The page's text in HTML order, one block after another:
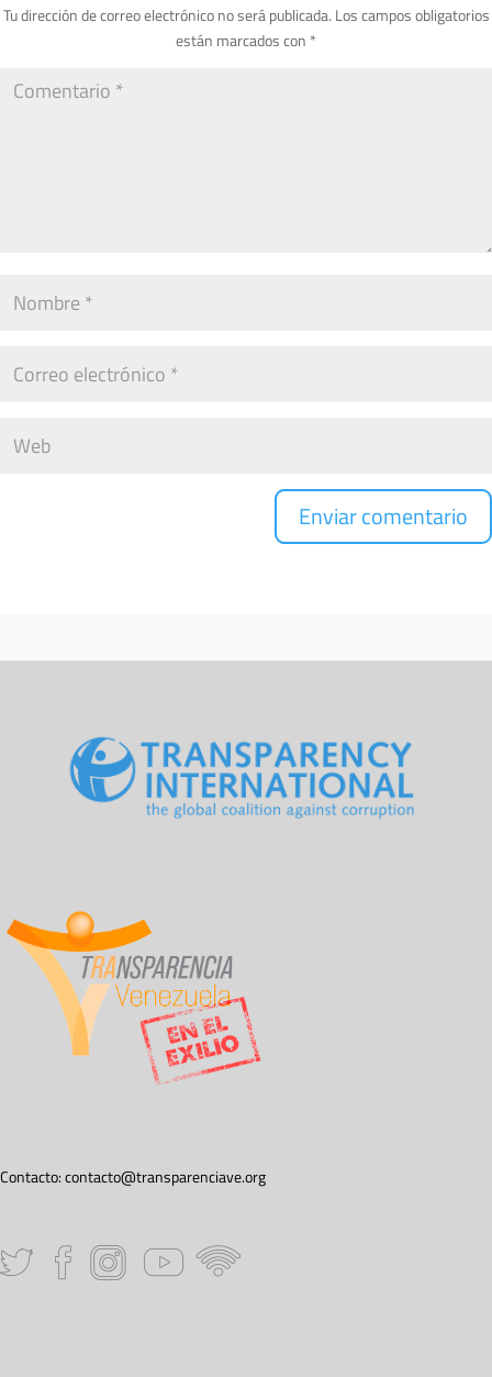
Tu dirección de correo electrónico no será publicada. Los campos obligatorios
están marcados con *
Contacto:contacto@transparenciave.org